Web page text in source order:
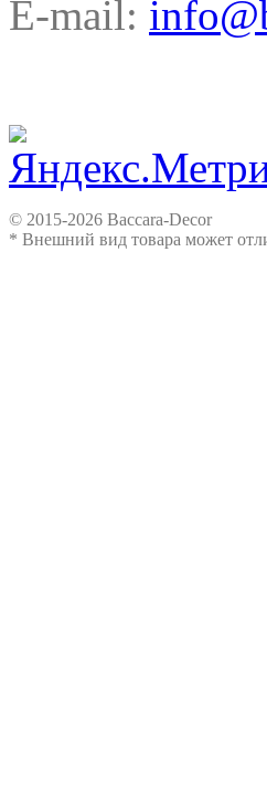
E-mail:
© 2015-2026 Baccara-Decor
* Внешний вид товара может